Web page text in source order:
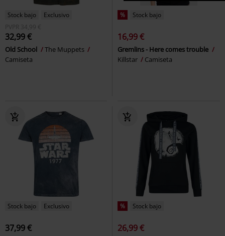
Stock bajo
Exclusivo
PVPR 34,99 €
32,99 €
Old School
The Muppets
Camiseta
% Stock bajo
16,99 €
Gremlins - Here comes trouble
Killstar
Camiseta
Stock bajo Exclusivo
37,99 €
% Stock bajo
26,99 €